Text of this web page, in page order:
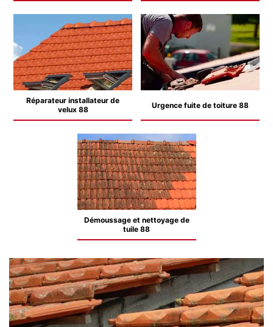
Réparateur installateur de
velux 88
Urgence fuite de toiture 88
Démoussage et nettoyage de
tuile 88